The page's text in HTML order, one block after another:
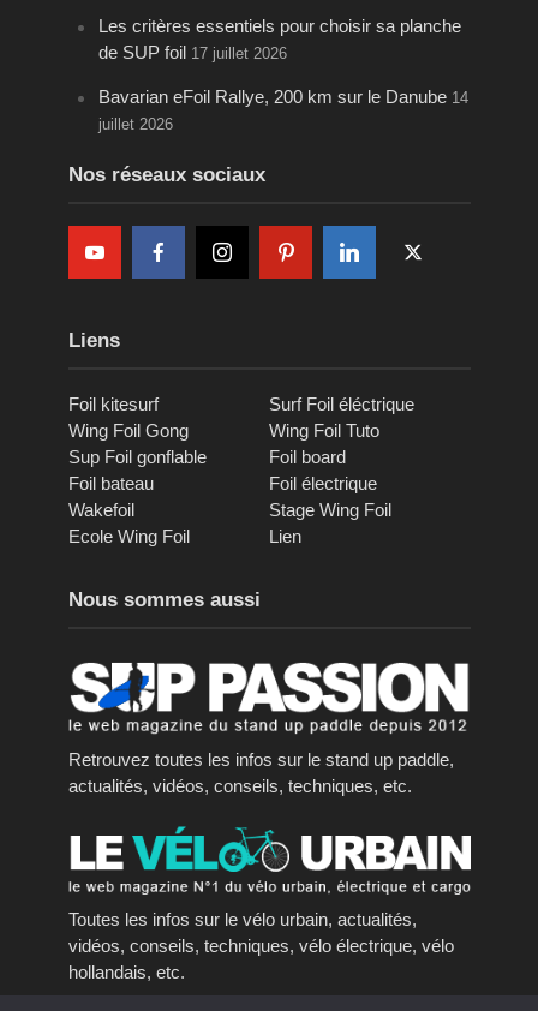
Les critères essentiels pour choisir sa planche
de SUP foil 17 juillet 2026
Bavarian eFoil Rallye, 200 km sur le Danube 14
juillet 2026
Nos réseaux sociaux
Liens
Foil kitesurf
Surf Foil éléctrique
Wing Foil Gong
Wing Foil Tuto
Sup Foil gonflable
Foil board
Foil bateau
Foil électrique
Wakefoil
Stage Wing Foil
Ecole Wing Foil
Lien
Nous sommes aussi
Retrouvez toutes les infos sur le stand up paddle,
actualités, vidéos, conseils, techniques, etc.
Toutes les infos sur le vélo urbain, actualités,
vidéos, conseils, techniques, vélo électrique, vélo
hollandais, etc.